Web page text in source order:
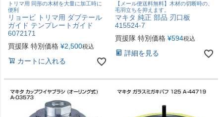
トリマ用 同形の木材を大量に加工時に
便利
リョービ トリマ用 ダブテール
ガイド テンプレートガイド
6072171
買援隊 特別価格 ¥2,500税込
カートに入れる
【メール便送料無料】木材の切断時の、
毛羽立ちを抑えます。
マキタ 純正 部品 刃口板
415524-7
買援隊 特別価格 ¥594税込
詳細を見る